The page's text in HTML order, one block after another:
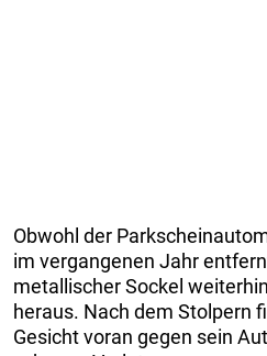
Obwohl der
im vergangenen Jahr
metallischer Sockel
heraus. Nach dem Stolpern
Gesicht voran gegen sein